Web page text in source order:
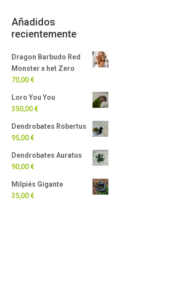
Añadidos
recientemente
Dragon Barbudo Red
Monster x het Zero
70,00€
Loro You You
350,00€
Dendrobates Robertus
95,00€
Dendrobates Auratus
90,00€
Milpiés Gigante
35,00€